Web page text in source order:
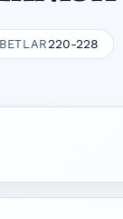
BETLAR220-228